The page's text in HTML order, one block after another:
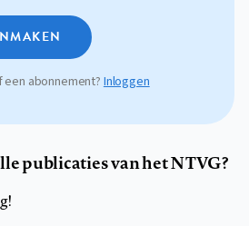
een abonnement?Inloggen
publicaties van het NTVG?